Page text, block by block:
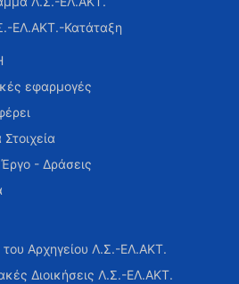
ΕΛ.ΑΚΤ.-Κατάταξη
εφαρμογές
Στοιχεία
- Δράσεις
του Αρχηγείου Λ.Σ.-ΕΛ.ΑΚΤ.
Διοικήσεις Λ.Σ.-ΕΛ.ΑΚΤ.